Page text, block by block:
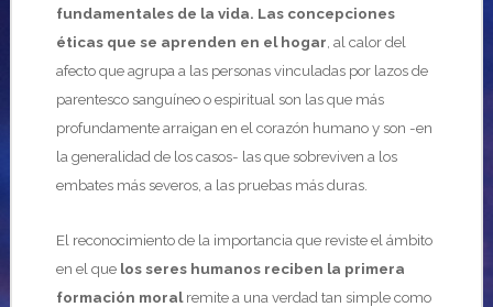
fundamentales de la vida. Las concepciones
éticas que se aprenden en el hogar , al calor del
afecto que agrupa a las personas vinculadas por lazos de
parentesco sanguíneo o espiritual son las que más
profundamente arraigan en el corazón humano y son -en
la generalidad de los casos- las que sobreviven a los
embates más severos, a las pruebas más duras.
El reconocimiento de la importancia que reviste el ámbito
en el que los seres humanos reciben la primera
formación moralremite a una verdad tan simple como